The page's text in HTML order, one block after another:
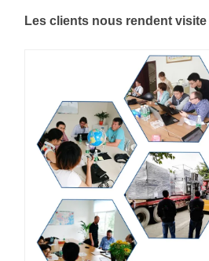
Les clients nous rendent visite